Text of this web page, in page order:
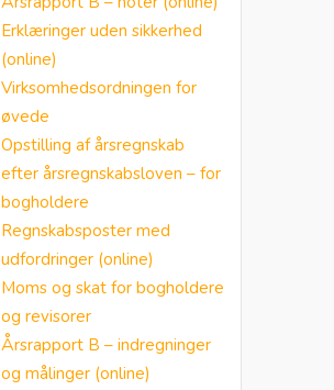
Erklæringer uden sikkerhed
(online)
Virksomhedsordningen for
øvede
Opstilling af årsregnskab
efter årsregnskabsloven – for
bogholdere
Regnskabsposter med
udfordringer (online)
Moms og skat for bogholdere
og revisorer
Årsrapport B – indregninger
og målinger (online)